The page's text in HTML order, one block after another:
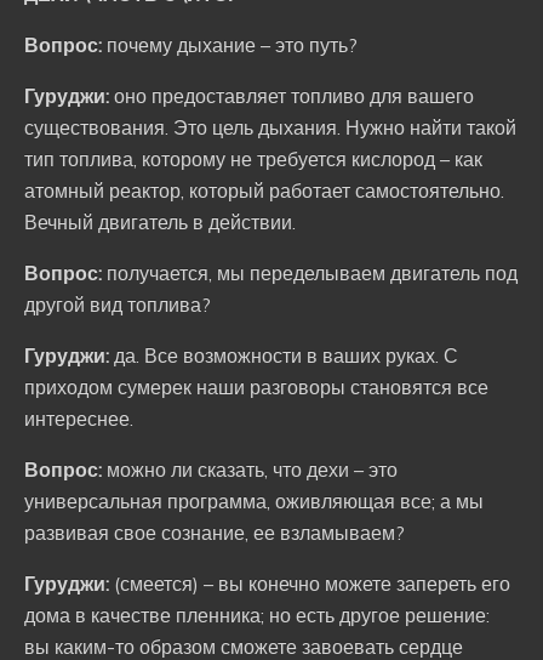
Вопрос: почему дыхание – это путь?
Гуруджи: оно предоставляет топливо для вашего
существования. Это цель дыхания. Нужно найти такой
тип топлива, которому не требуется кислород – как
атомный реактор, который работает самостоятельно.
Вечный двигатель в действии.
Вопрос: получается, мы переделываем двигатель под
другой вид топлива?
Гуруджи: да. Все возможности в ваших руках. С
приходом сумерек наши разговоры становятся все
интереснее.
Вопрос: можно ли сказать, что дехи – это
универсальная программа, оживляющая все; а мы
развивая свое сознание, ее взламываем?
Гуруджи: (смеется) – вы конечно можете запереть его
дома в качестве пленника; но есть другое решение:
вы каким-то образом сможете завоевать сердце